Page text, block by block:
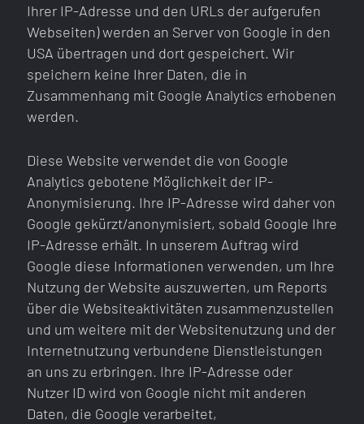
Ihrer IP-Adresse und den URLs der aufgerufen
Webseiten) werden an Server von Google in den
USA übertragen und dort gespeichert. Wir
speichern keine Ihrer Daten, die in
Zusammenhang mit Google Analytics erhobenen
werden.
Diese Website verwendet die von Google
Analytics gebotene Möglichkeit der IP-
Anonymisierung. Ihre IP-Adresse wird daher von
Google gekürzt/anonymisiert, sobald Google Ihre
IP-Adresse erhält. In unserem Auftrag wird
Google diese Informationen verwenden, um Ihre
Nutzung der Website auszuwerten, um Reports
über die Websiteaktivitäten zusammenzustellen
und um weitere mit der Websitenutzung und der
Internetnutzung verbundene Dienstleistungen
an uns zu erbringen. Ihre IP-Adresse oder
Nutzer ID wird von Google nicht mit anderen
Daten, die Google verarbeitet,